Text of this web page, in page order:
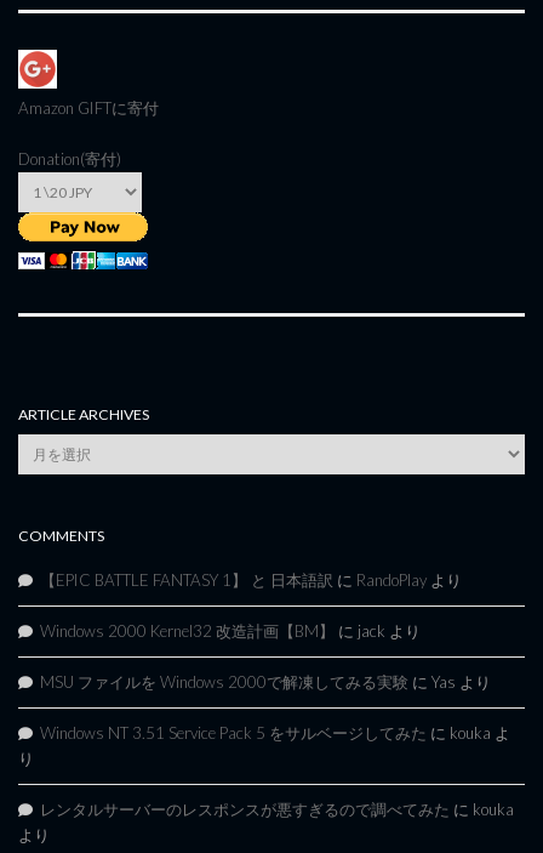
Amazon GIFTに寄付
Donation(寄付)
ARTICLE ARCHIVES
Article
Archives
COMMENTS
【EPIC BATTLE FANTASY 1】 と 日本語訳 に RandoPlay より
Windows 2000 Kernel32 改造計画【BM】 に jack より
MSU ファイルを Windows 2000で解凍してみる実験 に Yas より
Windows NT 3.51 Service Pack 5 をサルベージしてみた に kouka よ
り
レンタルサーバーのレスポンスが悪すぎるので調べてみた に kouka
より